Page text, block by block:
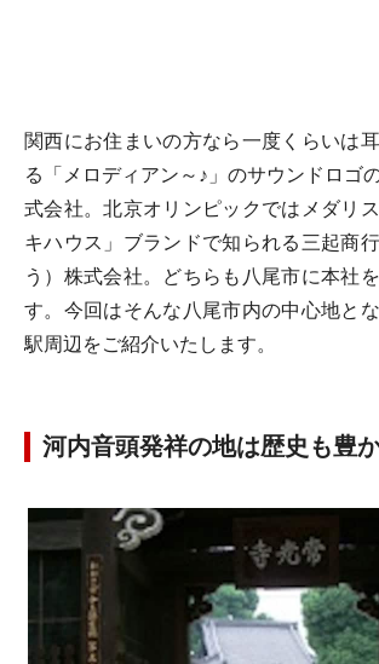
関西にお住まいの方なら一度くらいは
る「メロディアン～♪」のサウンドロゴ
式会社。北京オリンピックではメダリ
キハウス」ブランドで知られる三起商
う）株式会社。どちらも八尾市に本社
す。今回はそんな八尾市内の中心地とな
駅周辺をご紹介いたします。
河内音頭発祥の地は歴史も豊